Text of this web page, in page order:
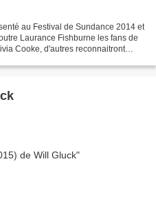
au Festival de Sundance 2014 et
Laurance Fishburne les fans de
Cooke, d'autres reconnaitront